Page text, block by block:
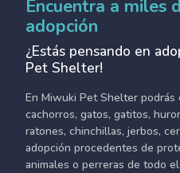
Encuentra a miles
adopción
¿Estás pensando en
Pet Shelter!
En Miwuki Pet Shelter
cachorros, gatos, gatitos,
ratones, chinchillas, jerbos,
adopción procedentes de
animales o perreras de todo